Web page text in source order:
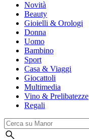
Novità
Beauty
Gioielli & Orologi
Donna
Uomo
Bambino
Sport
Casa & Viaggi
Giocattoli
Multimedia
Vino & Prelibatezze
Regali